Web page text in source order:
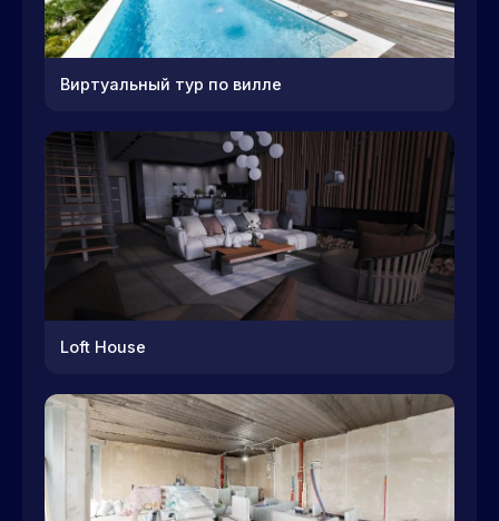
Виртуальный тур по вилле
Loft House